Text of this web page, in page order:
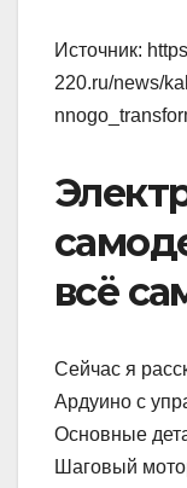
Источник:
220.ru/news/
всё
Сейчас я
Ардуино с
Основные
Шаговый